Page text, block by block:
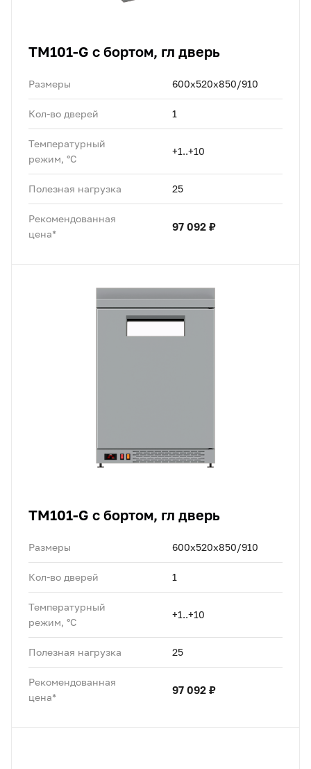
TM101-G с бортом, гл дверь
Размеры 600х520х850/910
Кол-во дверей 1
Температурный
режим, °C
+1..+10
Полезная нагрузка 25
Рекомендованная
цена*
97 092 ₽
TM101-G с бортом, гл дверь
Размеры 600х520х850/910
Кол-во дверей 1
Температурный
режим, °C
+1..+10
Полезная нагрузка 25
Рекомендованная
цена*
97 092 ₽